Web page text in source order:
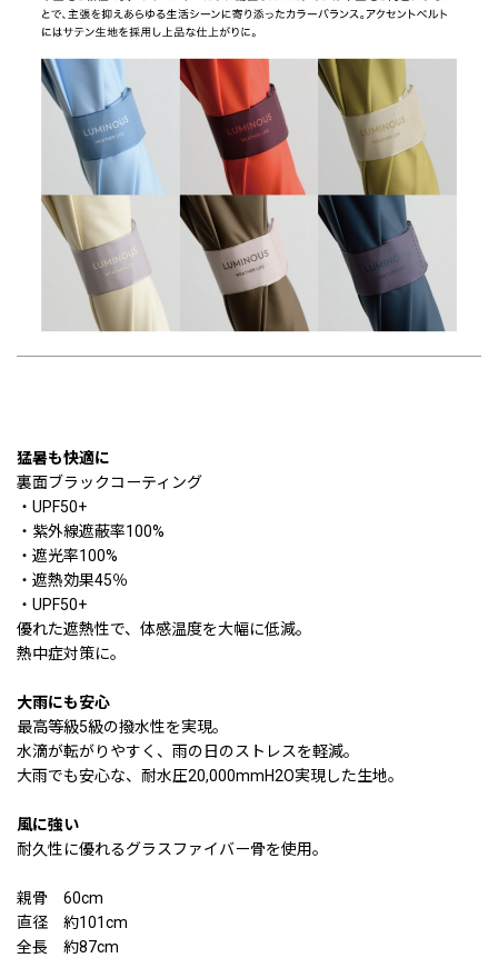
猛暑も快適に
裏面ブラックコーティング
・UPF50+
・紫外線遮蔽率100%
・遮光率100%
・遮熱効果45％
・UPF50+
優れた遮熱性で、体感温度を大幅に低減。
熱中症対策に。
大雨にも安心
最高等級5級の撥水性を実現。
水滴が転がりやすく、雨の日のストレスを軽減。
大雨でも安心な、耐水圧20,000mmH2O実現した生地。
風に強い
耐久性に優れるグラスファイバー骨を使用。
親骨 60cm
直径 約101cm
全長 約87cm